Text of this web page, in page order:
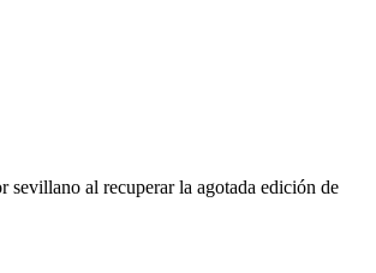
al recuperar la agotada edición de